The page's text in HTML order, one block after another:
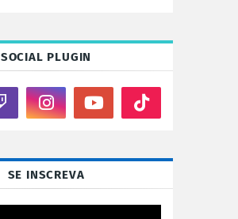
SOCIAL PLUGIN
SE INSCREVA